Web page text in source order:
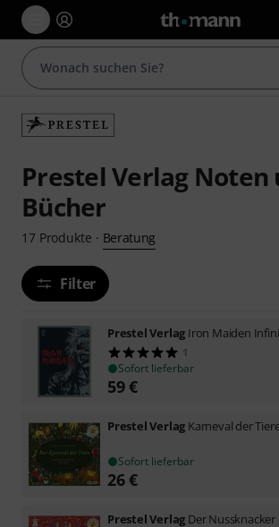
Prestel Verlag Noten
Bücher
17 Produkte · Beratung
Filter
Prestel Verlag Iron Maiden
1
Sofort lieferbar
59€
Prestel Verlag Karneval der
Sofort lieferbar
26€
Prestel Verlag Der Nussknacker